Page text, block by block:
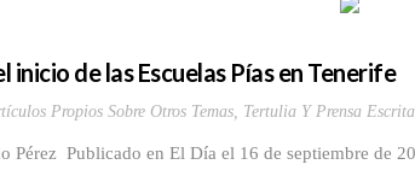
inicio de las Escuelas Pías en Tenerife
Propios Sobre Otros Temas, Tertulia Y Prensa Escrita
Pérez Publicado en El Día el 16 de septiembre de